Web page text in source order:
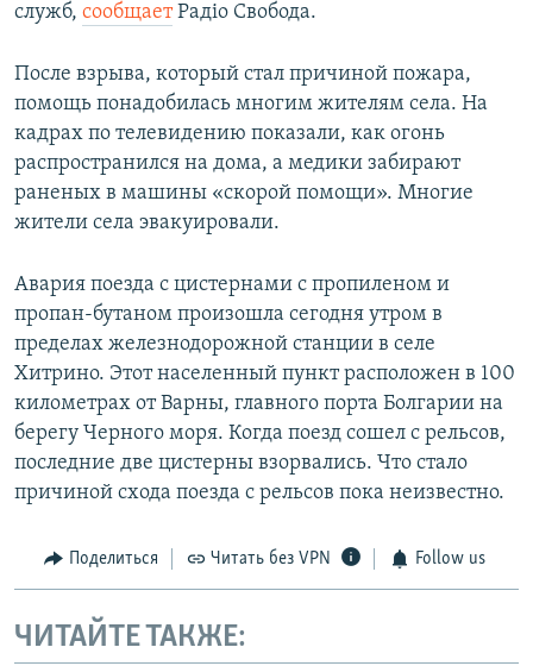
служб, сообщаетРадіо Свобода.
После взрыва, который стал причиной пожара,
помощь понадобилась многим жителям села. На
кадрах по телевидению показали, как огонь
распространился на дома, а медики забирают
раненых в машины «скорой помощи». Многие
жители села эвакуировали.
Авария поезда с цистернами с пропиленом и
пропан-бутаном произошла сегодня утром в
пределах железнодорожной станции в селе
Хитрино. Этот населенный пункт расположен в 100
километрах от Варны, главного порта Болгарии на
берегу Черного моря. Когда поезд сошел с рельсов,
последние две цистерны взорвались. Что стало
причиной схода поезда с рельсов пока неизвестно.
Поделиться Читать без VPN Follow us
ЧИТАЙТЕ ТАКЖЕ: